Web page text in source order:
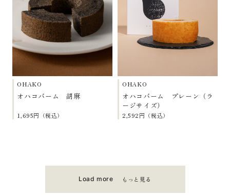
OHAKO
オハコバーム 胡麻
1,695円（税込）
OHAKO
オハコバーム プレーン（ラ
ージサイズ）
2,592円（税込）